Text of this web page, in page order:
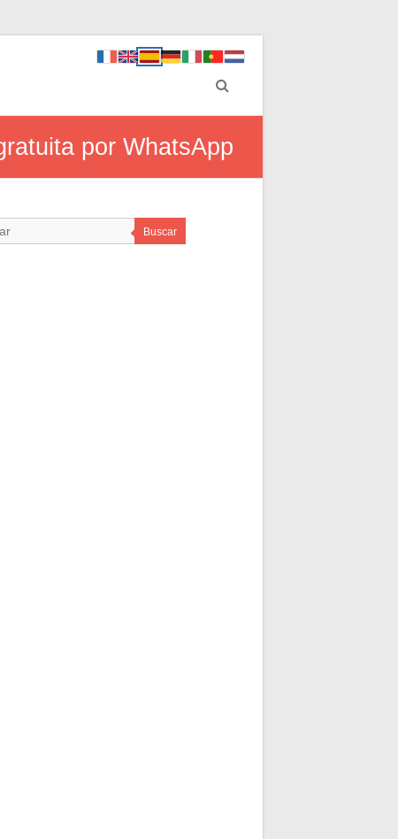
por WhatsApp
Buscar